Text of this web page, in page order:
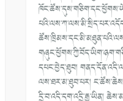
ཁོང་ཚོས་
པའི་ལས་
ཚོས་ཁྲི
གཞུང་ཕྱོ
དཔང་བྱེད་ཐུབ།
ལས་ཐར་མ་ཐུབ་པར།
དྲི་བ་འདི་དག་འདྲི་རྒྱུ་ཡིན།